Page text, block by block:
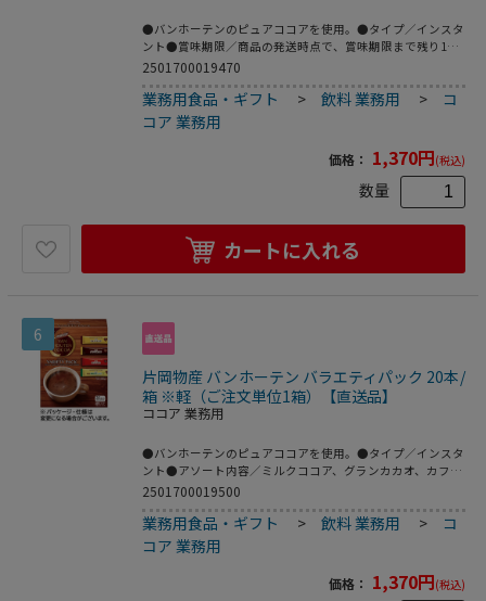
●バンホーテンのピュアココアを使用。●タイプ／インスタ
ント●賞味期限／商品の発送時点で、賞味期限まで残り180
日以上の商品をお届けします。●1箱=20本※メーカー都合
ございます。●カカオ際立つ濃厚な味わい。20本入です。
2501700019470
業務用食品・ギフト >飲料 業務用 > コ
コア 業務用
価格： 1,370円(税込)
数量
カートに入れる
6
片岡物産 バンホーテン バラエティパック 20本/
箱 ※軽（ご注文単位1箱）【直送品】
ココア 業務用
●バンホーテンのピュアココアを使用。●タイプ／インスタ
ント●アソート内容／ミルクココア、グランカカオ、カフェ
モカ、糖質60%オフ×各5本●賞味期限／商品の発送時点
●1箱=20本※メーカー都合により、パッケージデザインお
よびセット内容・仕様が変更になる場合がございます。●気
分に合わせて選べるバラエティタイプ。●1箱20本入。
2501700019500
業務用食品・ギフト >飲料 業務用 > コ
コア 業務用
価格： 1,370円(税込)